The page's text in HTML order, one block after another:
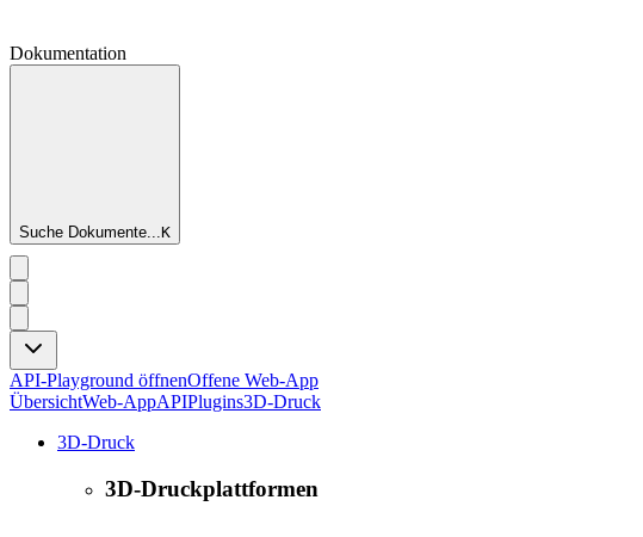
Dokumentation
Suche Dokumente...K
API-Playground öffnenOffene Web-App
ÜbersichtWeb-AppAPIPlugins3D-Druck
3D-Druck
3D-Druckplattformen